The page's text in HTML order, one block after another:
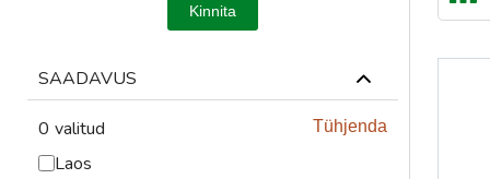
KEEVITUSPÕLETID
KEEVITUSSEADMED
KEEVITUSTARVIKUD
Kinnita
SAADAVUS
0 valitud Tühjenda
Laos